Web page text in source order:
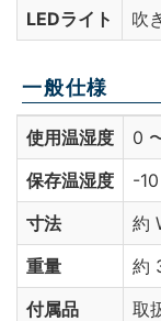
LEDライト 吹
一般仕様
使用温湿度
0
保存温湿度
-
寸法
約
重量
約
付属品
取